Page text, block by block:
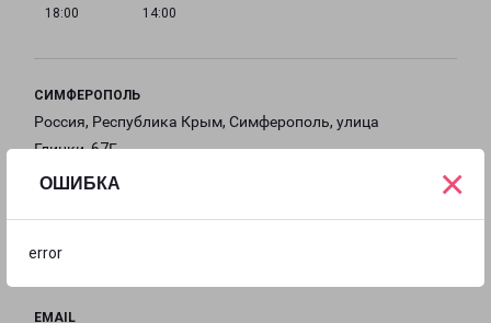
ОШИБКА
error
×
18:00
14:00
СИМФЕРОПОЛЬ
Россия, Республика Крым, Симферополь, улица
Глинки, 67Г
EMAIL